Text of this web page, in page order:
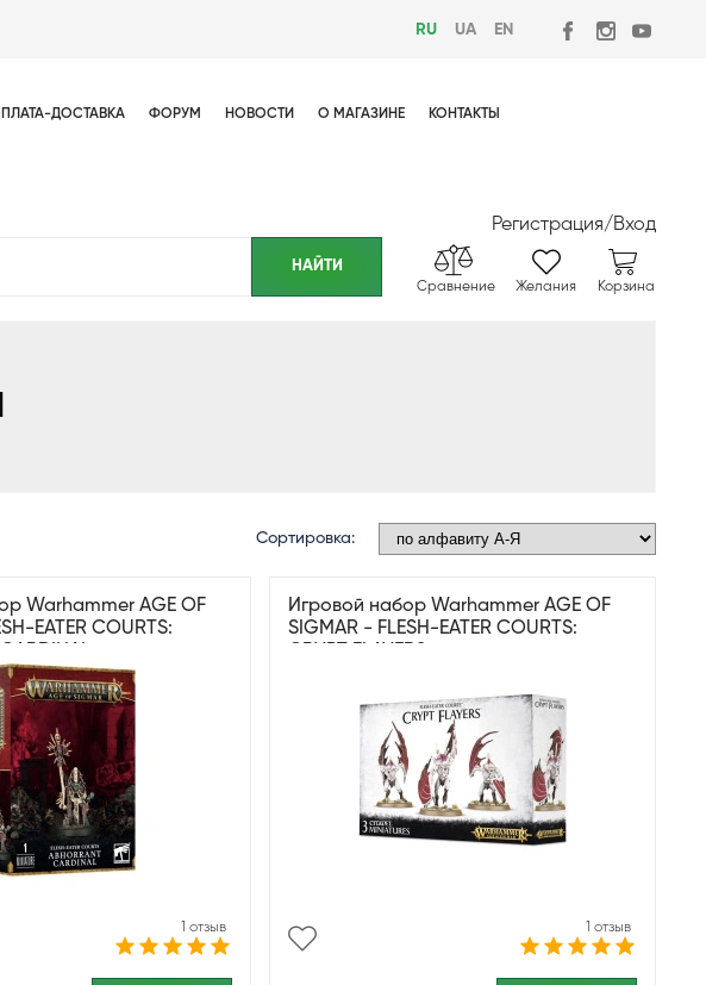
RU UA EN
ДОСТАВКА ФОРУМ НОВОСТИ О МАГАЗИНЕ КОНТАКТЫ
Регистрация/Вход
Сравнение Желания Корзина
Сортировка:
Warhammer AGE OF
EATER COURTS:
1 отзыв
Игровой набор Warhammer AGE OF
SIGMAR - FLESH-EATER COURTS:
1 отзыв